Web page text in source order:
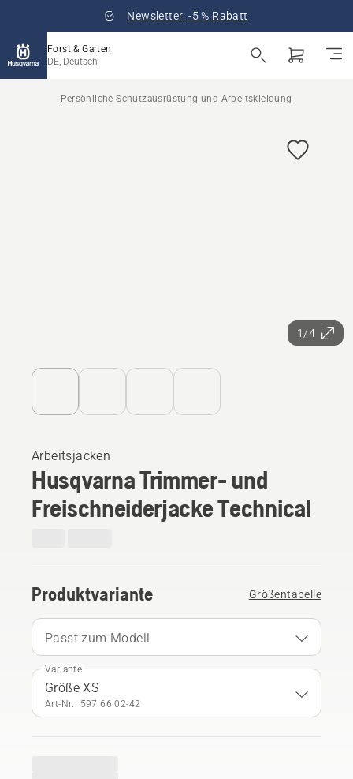
Newsletter: -5 % Rabatt
Forst & Garten
DE, Deutsch
Persönliche Schutzausrüstung und Arbeitskleidung
1/4
Arbeitsjacken
Husqvarna Trimmer- und
Freischneiderjacke Technical
Produktvariante Größentabelle
Passt zum Modell
Variante
Größe XS
Art-Nr.: 597 66 02‑42